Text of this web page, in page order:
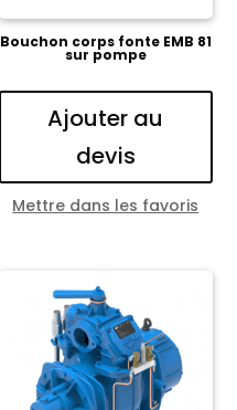
Bouchon corps fonte EMB 81
sur pompe
Ajouter au
devis
Mettre dans les favoris